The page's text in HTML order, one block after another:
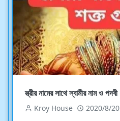
স্ত্রীর নামের সাথে স্বামীর নাম ও পদবী
Kroy House 2020/8/20